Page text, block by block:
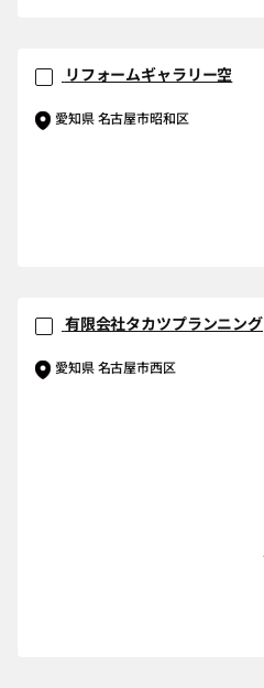
リフォームギャラリー空
愛知県 名古屋市昭和区
有限会社タカツプランニング
愛知県 名古屋市西区